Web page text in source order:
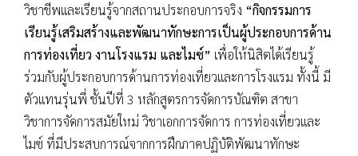
วิชาชีพและเรียนรู้จากสถานประกอบการจริง “กิจกรรมการ
เรียนรู้เสริมสร้างและพัฒนาทักษะการเป็นผู้ประกอบการด้าน
การท่องเที่ยว งานโรงแรม และไมซ์” เพื่อให้นิสิตได้เรียนรู้
ร่วมกับผู้ประกอบการด้านการท่องเที่ยวและการโรงแรม ทั้งนี้ มี
ตัวแทนรุ่นพี่ ชั้นปีที่ 3 หลักสูตรการจัดการบัณฑิต สาขา
วิชาการจัดการสมัยใหม่ วิชาเอกการจัดการ การท่องเที่ยวและ
ไมซ์ ที่มีประสบการณ์จากการฝึกภาคปฏิบัติพัฒนาทักษะ